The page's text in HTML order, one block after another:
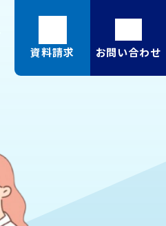
資料請求 お問い合わせ